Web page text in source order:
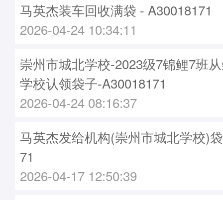
马英杰装车回收满袋 - A30018171
2026-04-24 10:34:11
崇州市城北学校-2023级7锦鲤7班
学校认领袋子-A30018171
2026-04-24 08:16:37
马英杰发给机构(崇州市城北学校)
71
2026-04-17 12:50:39